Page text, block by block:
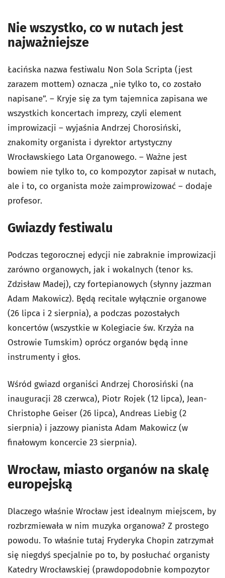
Nie wszystko, co w nutach jest
najważniejsze
Łacińska nazwa festiwalu Non Sola Scripta (jest
zarazem mottem) oznacza „nie tylko to, co zostało
napisane”. – Kryje się za tym tajemnica zapisana we
wszystkich koncertach imprezy, czyli element
improwizacji – wyjaśnia Andrzej Chorosiński,
znakomity organista i dyrektor artystyczny
Wrocławskiego Lata Organowego. – Ważne jest
bowiem nie tylko to, co kompozytor zapisał w nutach,
ale i to, co organista może zaimprowizować – dodaje
profesor.
Gwiazdy festiwalu
Podczas tegorocznej edycji nie zabraknie improwizacji
zarówno organowych, jak i wokalnych (tenor ks.
Zdzisław Madej), czy fortepianowych (słynny jazzman
Adam Makowicz). Będą recitale wyłącznie organowe
(26 lipca i 2 sierpnia), a podczas pozostałych
koncertów (wszystkie w Kolegiacie św. Krzyża na
Ostrowie Tumskim) oprócz organów będą inne
instrumenty i głos.
Wśród gwiazd organiści Andrzej Chorosiński (na
inauguracji 28 czerwca), Piotr Rojek (12 lipca), Jean-
Christophe Geiser (26 lipca), Andreas Liebig (2
sierpnia) i jazzowy pianista Adam Makowicz (w
finałowym koncercie 23 sierpnia).
Wrocław, miasto organów na skalę
europejską
Dlaczego właśnie Wrocław jest idealnym miejscem, by
rozbrzmiewała w nim muzyka organowa? Z prostego
powodu. To właśnie tutaj Fryderyka Chopin zatrzymał
się niegdyś specjalnie po to, by posłuchać organisty
Katedry Wrocławskiej (prawdopodobnie kompozytor